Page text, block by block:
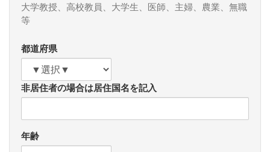
主義国家として容認できるものではなく、また台湾海峡や南
西諸島の安全が直接脅かされる事態は日米にとって死活的な
における米台の軍事的優位性が損なわれる可能性は高く、通
常戦力のみによる「台湾有事」の抑止には限界があると言え
よう。
したがって、「台湾有事」を抑止するためには、米国によ
者は考える。以前、筆者が日本の事例において言及したニュ
ークリア・シェアリングにも通じる考え方だが、核兵器がち
らつく台湾への中国人民解放軍による武力侵攻は、通常兵器
大学教授、高校教員、大学生、医師、主婦、農業、無職
等
都道府県
非居住者の場合は居住国名を記入
年齢